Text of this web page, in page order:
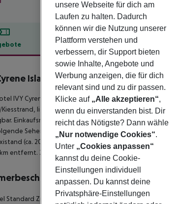
Hotelbeschreibung
Island Aqua Park Resort
4
IVY Cyrene Island Hotel liegt ca. 500 km von Cairo
Kiesstrand, liegt ca. 400 m entfernt (kostenloses
Einkaufsmöglichkeiten liegen ca. 18 km vom Hotel.
Sehenswürdigkeiten sind vom Hotel aus
(ca. 20 m). Zur ärztlichen Versorgung im Notfall
km entfernt. Zwischen Hotel und Flughafen verkehrt ein
Standard Zimmer (Meerblick): Mit King-Size-Bett oder
unsere Webseite für dich am
Laufen zu halten. Dadurch
können wir die Nutzung unserer
Plattform verstehen und
verbessern, dir Support bieten
sowie Inhalte, Angebote und
Werbung anzeigen, die für dich
relevant sind und zu dir passen.
Klicke auf „Alle akzeptieren“,
wenn du einverstanden bist. Dir
reicht das Nötigste? Dann wähle
„Nur notwendige Cookies“.
Unter „Cookies anpassen“
kannst du deine Cookie-
Einstellungen individuell
anpassen. Du kannst deine
Privatsphäre-Einstellungen